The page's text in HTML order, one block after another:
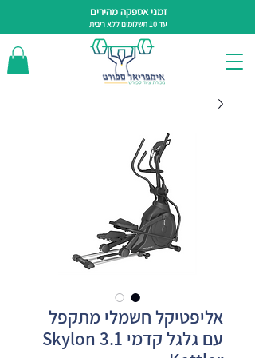
זמני אספקה מהירים
עד 10 תשלומים ללא ריבית
אליפטיקל חשמלי מתקפל
עם גלגל קדמי Skylon 3.1